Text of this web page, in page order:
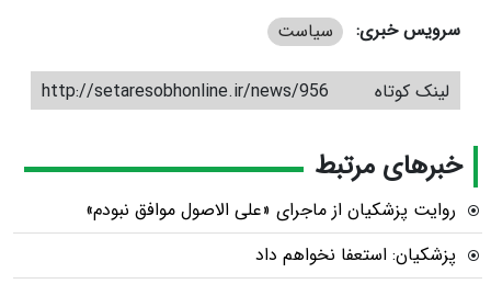
سرویس خبری: سیاست
لینک کوتاه http://setaresobhonline.ir/news/956
خبرهای مرتبط
روایت پزشکیان از ماجرای «علی الاصول موافق نبودم»
پزشکیان: استعفا نخواهم داد